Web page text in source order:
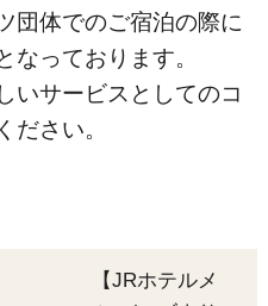
団体でのご宿泊の際に
なっております。
いサービスとしてのコ
ださい。
間
【JRホテルメ